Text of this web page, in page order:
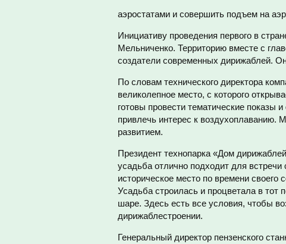
аэростатами и совершить подъем на
Инициативу проведения первого в
Мельниченко. Территорию вместе с
создатели современных дирижаблей.
По словам технического директора
великолепное место, с которого
готовы провести тематические показы
привлечь интерес к воздухоплаванию.
развитием.
Президент технопарка «Дом
усадьба отлично подходит для
историческое место по времени своего
Усадьба строилась и процветала в тот
шаре. Здесь есть все условия, чтобы
дирижаблестроении.
Генеральный директор пензенского